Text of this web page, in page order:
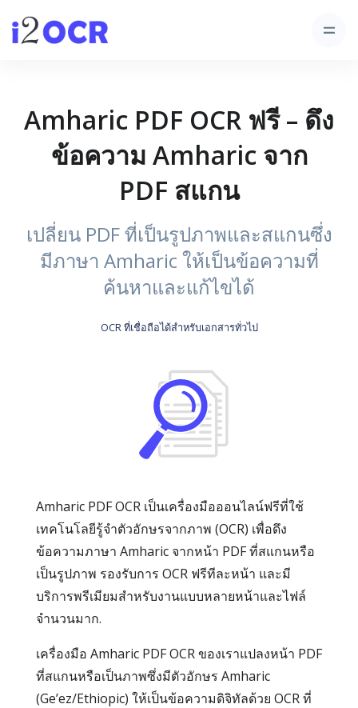
Amharic PDF OCR ฟรี – ดึง
ข้อความ Amharic จาก
PDF สแกน
เปลี่ยน PDF ที่เป็นรูปภาพและสแกนซึ่ง
มีภาษา Amharic ให้เป็นข้อความที่
ค้นหาและแก้ไขได้
OCR ที่เชื่อถือได้สำหรับเอกสารทั่วไป
Amharic PDF OCR เป็นเครื่องมือออนไลน์ฟรีที่ใช้
เทคโนโลยีรู้จำตัวอักษรจากภาพ (OCR) เพื่อดึง
ข้อความภาษา Amharic จากหน้า PDF ที่สแกนหรือ
เป็นรูปภาพ รองรับการ OCR ฟรีทีละหน้า และมี
บริการพรีเมียมสำหรับงานแบบหลายหน้าและไฟล์
จำนวนมาก.
เครื่องมือ Amharic PDF OCR ของเราแปลงหน้า PDF
ที่สแกนหรือเป็นภาพซึ่งมีตัวอักษร Amharic
(Ge’ez/Ethiopic) ให้เป็นข้อความดิจิทัลด้วย OCR ที่